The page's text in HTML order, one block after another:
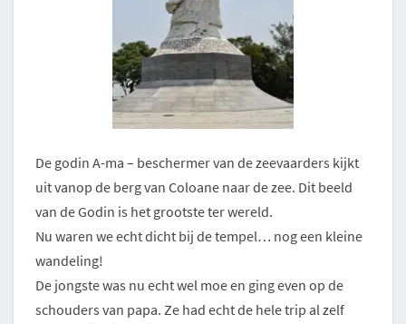
De godin A-ma – beschermer van de zeevaarders kijkt
uit vanop de berg van Coloane naar de zee. Dit beeld
van de Godin is het grootste ter wereld.
Nu waren we echt dicht bij de tempel… nog een kleine
wandeling!
De jongste was nu echt wel moe en ging even op de
schouders van papa. Ze had echt de hele trip al zelf